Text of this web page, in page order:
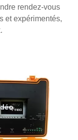
rendez-vous
et expérimentés,